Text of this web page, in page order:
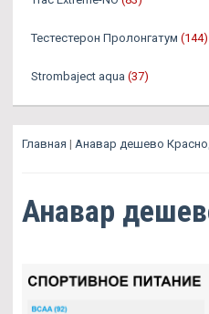
Тестестерон Пролонгатум (144)
Strombaject aqua (37)
Главная | Анавар дешево
Анавар